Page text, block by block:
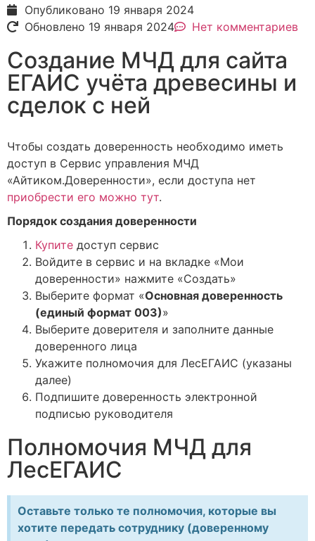
Опубликовано 19 января 2024
Обновлено 19 января 2024
Нет комментариев
Создание МЧД для сайта
ЕГАИС учёта древесины и
сделок с ней
Чтобы создать доверенность необходимо иметь
доступ в Сервис управления МЧД
«Айтиком.Доверенности», если доступа нет
приобрести его можно тут.
Порядок создания доверенности
Купите доступ сервис
Войдите в сервис и на вкладке «Мои
доверенности» нажмите «Создать»
Выберите формат «Основная доверенность
(единый формат 003)»
Выберите доверителя и заполните данные
доверенного лица
Укажите полномочия для ЛесЕГАИС (указаны
далее)
Подпишите доверенность электронной
подписью руководителя
Полномочия МЧД для
ЛесЕГАИС
Оставьте только те полномочия, которые вы
хотите передать сотруднику (доверенному